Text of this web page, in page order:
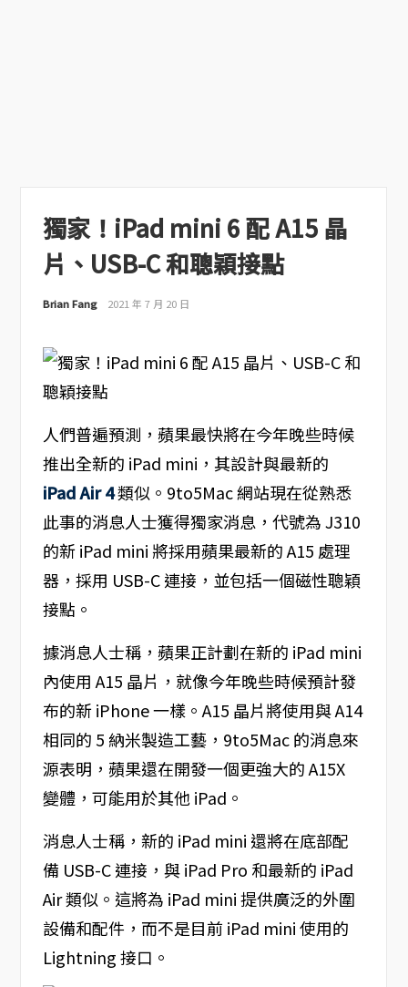
獨家！iPad mini 6 配 A15 晶
片、USB-C 和聰穎接點
Brian Fang 2021 年 7 月 20 日
人們普遍預測，蘋果最快將在今年晚些時候
推出全新的 iPad mini，其設計與最新的
iPad Air 4類似。9to5Mac 網站現在從熟悉
此事的消息人士獲得獨家消息，代號為 J310
的新 iPad mini 將採用蘋果最新的 A15 處理
器，採用 USB-C 連接，並包括一個磁性聰穎
接點。
據消息人士稱，蘋果正計劃在新的 iPad mini
內使用 A15 晶片，就像今年晚些時候預計發
布的新 iPhone 一樣。A15 晶片將使用與 A14
相同的 5 納米製造工藝，9to5Mac 的消息來
源表明，蘋果還在開發一個更強大的 A15X
變體，可能用於其他 iPad。
消息人士稱，新的 iPad mini 還將在底部配
備 USB-C 連接，與 iPad Pro 和最新的 iPad
Air 類似。這將為 iPad mini 提供廣泛的外圍
設備和配件，而不是目前 iPad mini 使用的
Lightning 接口。